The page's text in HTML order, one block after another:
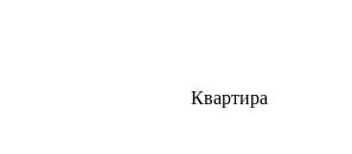
Квартира